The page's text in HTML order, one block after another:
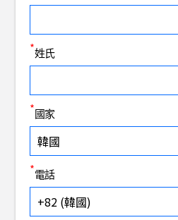
*姓氏
*國家
*電話